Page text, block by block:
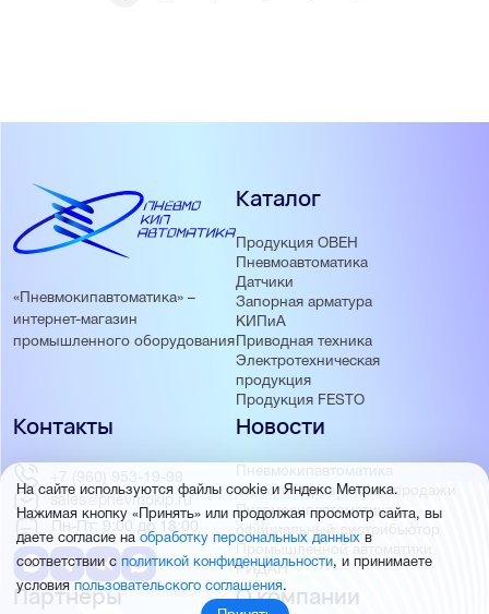
«Пневмокипавтоматика» –
интернет-магазин
промышленного оборудования
Каталог
Продукция ОВЕН
Пневмоавтоматика
Датчики
Запорная арматура
КИПиА
Приводная техника
Электротехническая
продукция
Продукция FESTO
Новости
Пневмокипавтоматика
запустила розничные продажи
Пневмокипавтоматика –
официальный дистрибьютор
Промышленной автоматики
РИДАН
Партнёры О компании
Контакты
+7 (960) 953-19-99
sales@pnevmokip.ru
Пн-Пт: 9:00 до 18:00
На сайте используются файлы cookie и Яндекс Метрика.
Нажимая кнопку «Принять» или продолжая просмотр сайта, вы
даете согласие наобработку персональных данных в
соответствии с политикой конфиденциальности, и принимаете
условия пользовательского соглашения.